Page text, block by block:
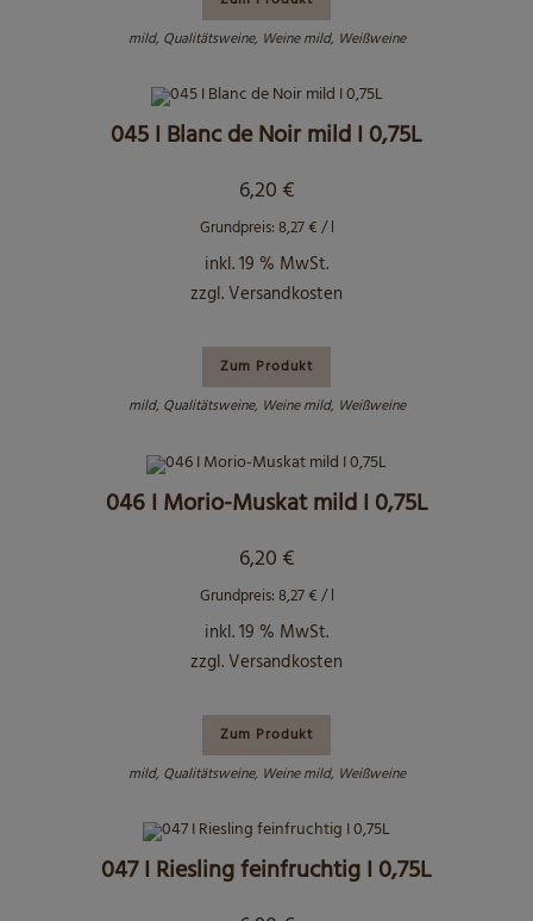
mild, Qualitätsweine, Weine mild, Weißweine
045 I Blanc de Noir mild I 0,75L
6,20 €
Grundpreis:8,27€/l
inkl. 19 % MwSt.
zzgl.Versandkosten
Zum Produkt
mild, Qualitätsweine, Weine mild, Weißweine
046 I Morio-Muskat mild I 0,75L
6,20 €
Grundpreis:8,27€/l
inkl. 19 % MwSt.
zzgl.Versandkosten
Zum Produkt
mild, Qualitätsweine, Weine mild, Weißweine
047 I Riesling feinfruchtig I 0,75L